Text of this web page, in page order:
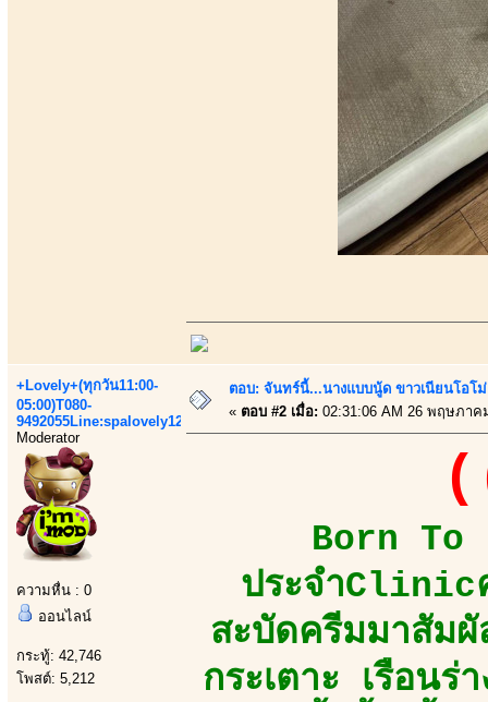
+Lovely+(ทุกวัน11:00-
05:00)T080-
9492055Line:spalovely123
Moderator
ความหื่น : 0
ออนไลน์
กระทู้: 42,746
โพสต์: 5,212
ตอบ: จันทร์นี้...นางแบบนู้ด ขาวเนียนโอโ
« ตอบ #2 เมื่อ: 02:31:06 AM 26 พฤษภาค
Born To
ประจำClinic
สะบัดครีมมาสัมผั
กระเตาะ เรือน